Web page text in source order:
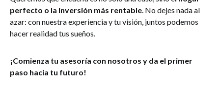
perfecto o la inversión más rentable. No dejes nada al
azar: con nuestra experiencia y tu visión, juntos podemos
hacer realidad tus sueños.
¡Comienza tu asesoría con nosotros y da el primer
paso hacia tu futuro!